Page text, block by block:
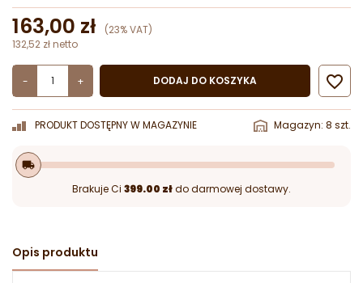
163,00 zł
(23% VAT)
132,52 zł netto
- + DODAJ DO KOSZYKA 
PRODUKT DOSTĘPNY W MAGAZYNIE Magazyn: 8 szt.
local_shipping
Brakuje Ci 399.00 złdo darmowej dostawy.
Opis produktu